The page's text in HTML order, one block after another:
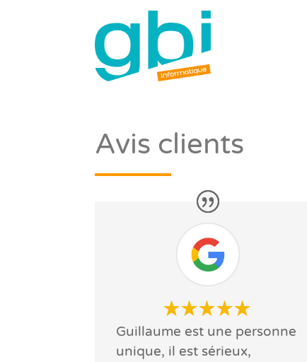
Avis clients
Guillaume est une personne
unique, il est sérieux,